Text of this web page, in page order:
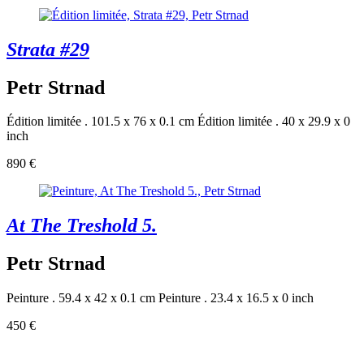
Strata #29
Petr Strnad
Édition limitée . 101.5 x 76 x 0.1 cm Édition limitée . 40 x 29.9 x 0
inch
890 €
At The Treshold 5.
Petr Strnad
Peinture . 59.4 x 42 x 0.1 cm Peinture . 23.4 x 16.5 x 0 inch
450 €